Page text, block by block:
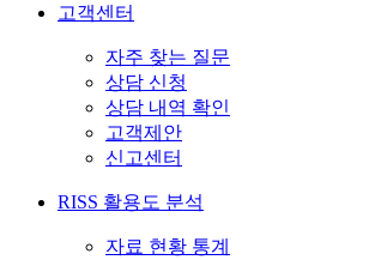
고객센터
자주 찾는 질문
상담 신청
상담 내역 확인
고객제안
신고센터
RISS 활용도 분석
자료 현황 통계